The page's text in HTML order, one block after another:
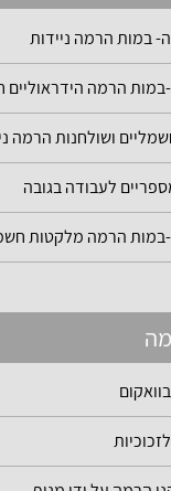
במות הרמה ניידות
הרמה הידראוליים
ושולחנות הרמה
לעבודה בגובה
במות הרמה מלקטות